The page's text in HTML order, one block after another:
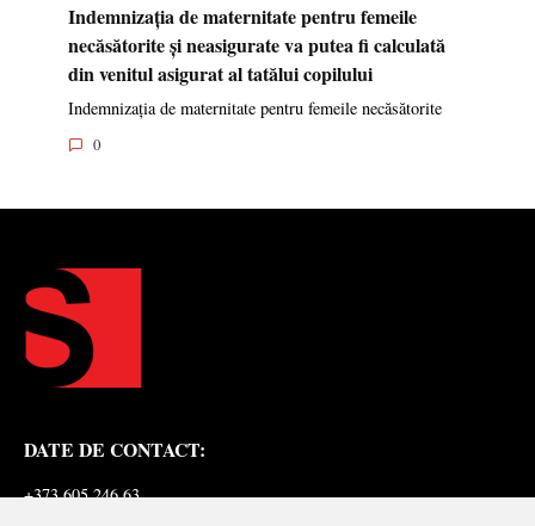
Indemnizația de maternitate pentru femeile
necăsătorite și neasigurate va putea fi calculată
din venitul asigurat al tatălui copilului
Indemnizația de maternitate pentru femeile necăsătorite
0
DATE DE CONTACT:
+373 605 246 63